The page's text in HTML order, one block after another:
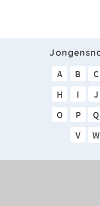
A B C
H
I J
O
P Q
V
W